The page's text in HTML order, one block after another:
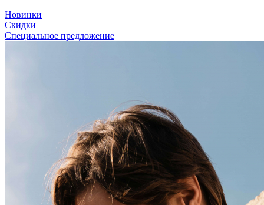
Новинки
Скидки
Специальное предложение